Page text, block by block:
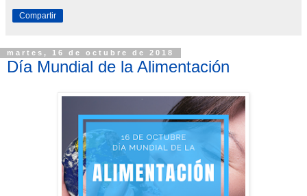
Compartir
martes, 16 de octubre de 2018
Día Mundial de la Alimentación